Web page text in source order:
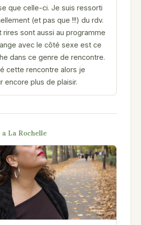
que celle-ci. Je suis ressorti
(et pas que !!!) du rdv.
rires sont aussi au programme
avec le côté sexe est ce
dans ce genre de rencontre.
cette rencontre alors je
encore plus de plaisir.
La Rochelle